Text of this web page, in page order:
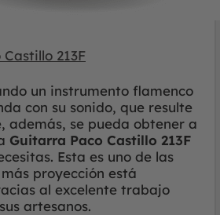
213F
un instrumento flamenco
con su sonido, que resulte
además, se pueda obtener a
Guitarra Paco Castillo 213F
Esta es uno de las
proyección está
al excelente trabajo
artesanos.